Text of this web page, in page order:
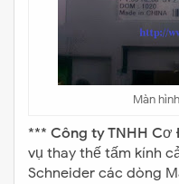
Màn
*** Công ty TNHH Cơ
vụ thay thế tấm kính
Schneider các dòng